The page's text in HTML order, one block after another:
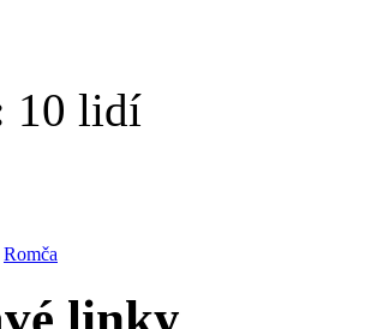
10 lidí
Romča